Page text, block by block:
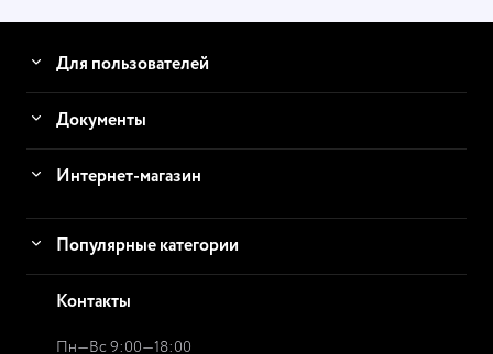
Для пользователей
Документы
Интернет-магазин
Популярные категории
Контакты
Пн—Вс 9:00—18:00